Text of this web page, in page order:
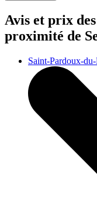
Avis et prix des
proximité de
Saint-Pardoux-